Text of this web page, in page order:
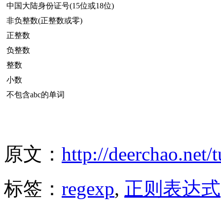
中国大陆身份证号(15位或18位)
非负整数(正整数或零)
正整数
负整数
整数
小数
不包含abc的单词
原文： http://
标签： regexp, 正则表达式